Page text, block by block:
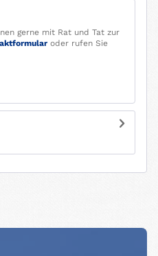
gerne mit Rat und Tat zur
oder rufen Sie